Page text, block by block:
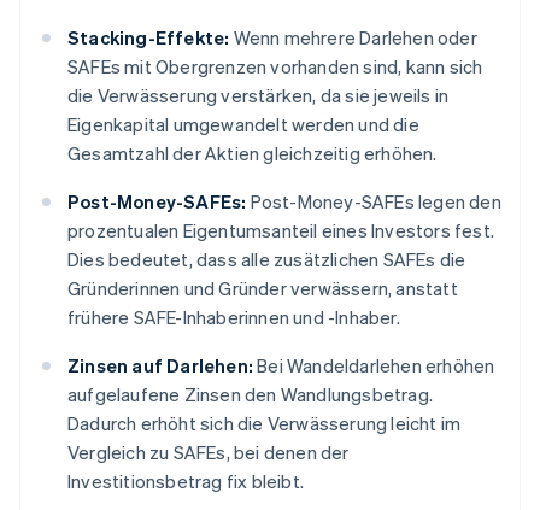
Stacking-Effekte: Wenn mehrere Darlehen oder
SAFEs mit Obergrenzen vorhanden sind, kann sich
die Verwässerung verstärken, da sie jeweils in
Eigenkapital umgewandelt werden und die
Gesamtzahl der Aktien gleichzeitig erhöhen.
Post-Money-SAFEs: Post-Money-SAFEs legen den
prozentualen Eigentumsanteil eines Investors fest.
Dies bedeutet, dass alle zusätzlichen SAFEs die
Gründerinnen und Gründer verwässern, anstatt
frühere SAFE-Inhaberinnen und -Inhaber.
Zinsen auf Darlehen: Bei Wandeldarlehen erhöhen
aufgelaufene Zinsen den Wandlungsbetrag.
Dadurch erhöht sich die Verwässerung leicht im
Vergleich zu SAFEs, bei denen der
Investitionsbetrag fix bleibt.